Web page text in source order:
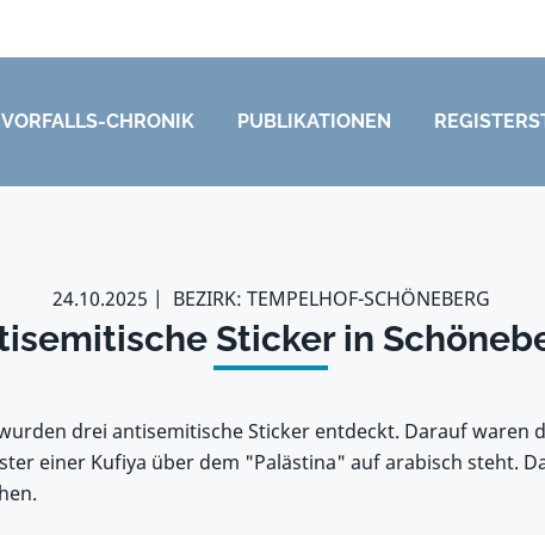
VORFALLS-CHRONIK PUBLIKATIONEN
24.10.2025 BEZIRK: TEMPELHOF-SCHÖNEBERG
Sticker in
drei antisemitische Sticker entdeckt. Darauf waren
einer Kufiya über dem "Palästina" auf arabisch steht.